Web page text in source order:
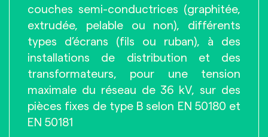
couches semi-conductrices (graphitée,
extrudée, pelable ou non), différents
types d’écrans (fils ou ruban), à des
installations de distribution et des
transformateurs, pour une tension
maximale du réseau de 36 kV, sur des
pièces fixes de type B selon EN 50180 et
EN 50181